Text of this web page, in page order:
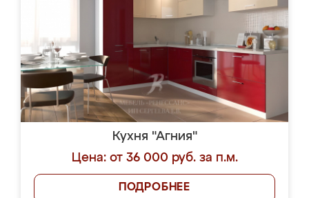
Кухня "Агния"
Цена: от 36 000 руб. за п.м.
ПОДРОБНЕЕ